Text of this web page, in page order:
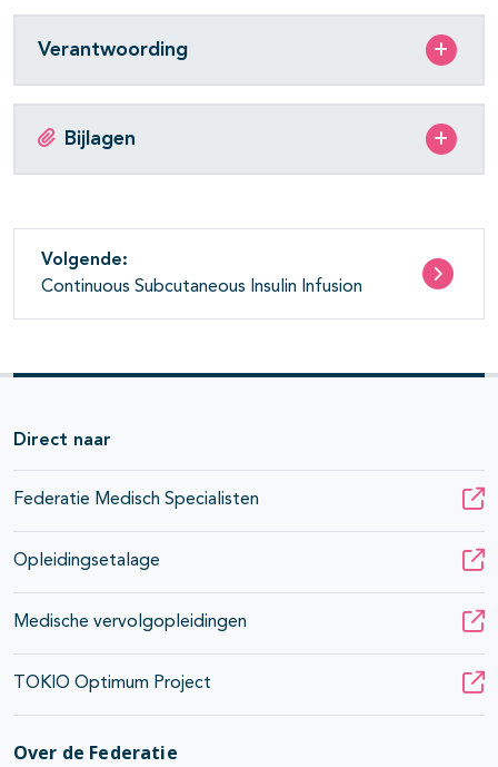
Verantwoording
Bijlagen
Volgende:
Continuous Subcutaneous Insulin Infusion
Direct naar
Federatie Medisch Specialisten
Opleidingsetalage
Medische vervolgopleidingen
TOKIO Optimum Project
Over de Federatie